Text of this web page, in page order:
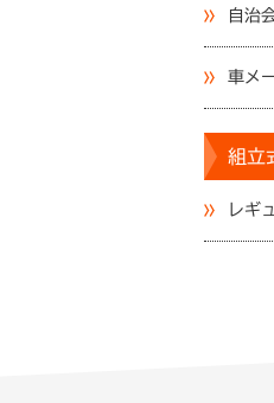
自治
車メ
組立
レギ